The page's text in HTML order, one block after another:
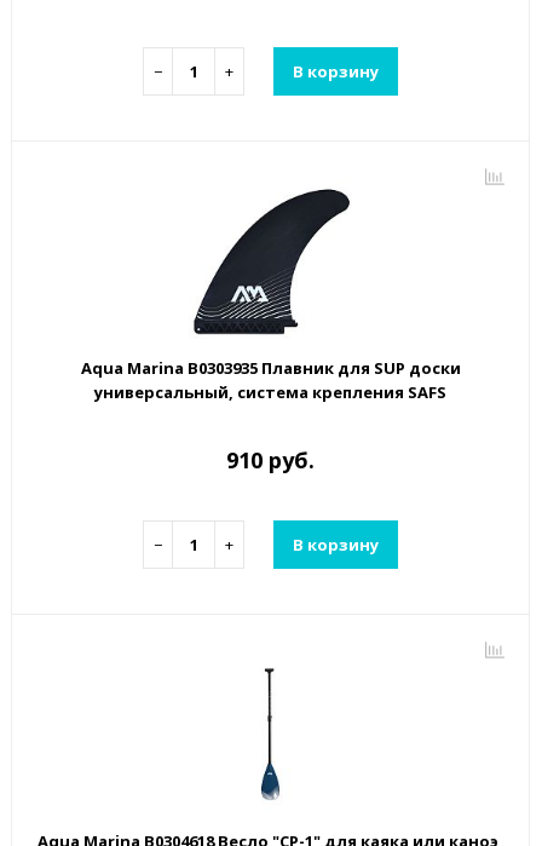
− + В корзину
Aqua Marina B0303935 Плавник для SUP доски
универсальный, система крепления SAFS
910 руб.
− + В корзину